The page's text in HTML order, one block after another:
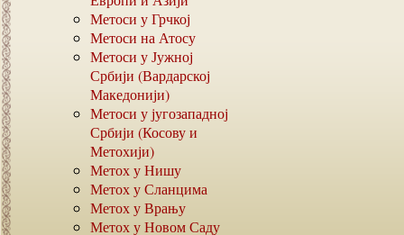
Метоси у Грчкој
Метоси на Атосу
Метоси у Јужној
Србији (Вардарској
Македонији)
Метоси у југозападној
Србији (Косову и
Метохији)
Метох у Нишу
Метох у Сланцима
Метох у Врању
Метох у Новом Саду